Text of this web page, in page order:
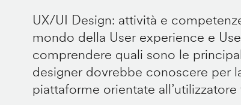
UX/UI Design: attività e
mondo della User experience e
comprendere quali sono le
designer dovrebbe conoscere per
piattaforme orientate all’utilizzatore